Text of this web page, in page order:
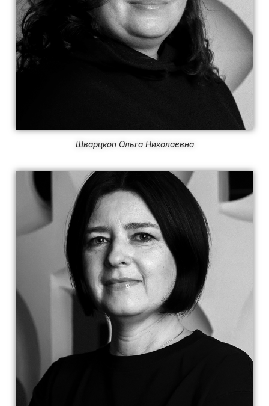
Шварцкоп Ольга Николаевна